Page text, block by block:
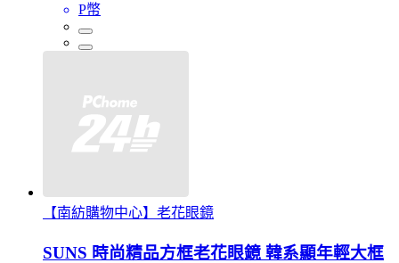
P幣
【南紡購物中心】老花眼鏡
SUNS 時尚精品方框老花眼鏡 韓系顯年輕大框